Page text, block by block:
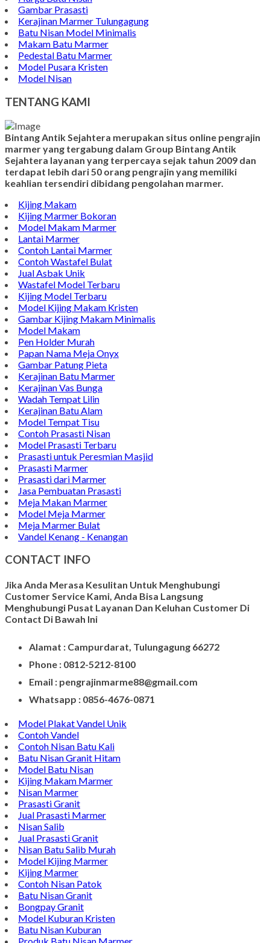
Prasasti Marmer Jumbo
Contoh Nisan Model Muslim
Batu Nisan Minimalis
Kijing Makam Marmer
Contoh Makam Granit
Kijing Islam Marmer
Prasasti Nisan
Makam Marmer
Contoh Prasasti Peresmian
Wastafel Marmer
Makam Kuburan
Harga Batu Nisan
Gambar Prasasti
Kerajinan Marmer Tulungagung
Batu Nisan Model Minimalis
Makam Batu Marmer
Pedestal Batu Marmer
Model Pusara Kristen
Model Nisan
TENTANG KAMI
Bintang Antik Sejahtera merupakan situs online pengrajin
marmer yang tergabung dalam Group Bintang Antik
Sejahtera layanan yang terpercaya sejak tahun 2009 dan
terdapat lebih dari 50 orang pengrajin yang memiliki
keahlian tersendiri dibidang pengolahan marmer.
Kijing Makam
Kijing Marmer Bokoran
Model Makam Marmer
Lantai Marmer
Contoh Lantai Marmer
Contoh Wastafel Bulat
Jual Asbak Unik
Wastafel Model Terbaru
Kijing Model Terbaru
Model Kijing Makam Kristen
Gambar Kijing Makam Minimalis
Model Makam
Pen Holder Murah
Papan Nama Meja Onyx
Gambar Patung Pieta
Kerajinan Batu Marmer
Kerajinan Vas Bunga
Wadah Tempat Lilin
Kerajinan Batu Alam
Model Tempat Tisu
Model Prasasti Terbaru
Prasasti untuk Peresmian Masjid
Prasasti Marmer
Prasasti dari Marmer
Meja Makan Marmer
Meja Marmer Bulat
Vandel Kenang - Kenangan
CONTACT INFO
Jika Anda Merasa Kesulitan Untuk Menghubungi
Customer Service Kami, Anda Bisa Langsung
Menghubungi Pusat Layanan Dan Keluhan Customer Di
Contact Di Bawah Ini
Alamat : Campurdarat, Tulungagung 66272
Phone : 0812-5212-8100
Email : pengrajinmarme88@gmail.com
Whatsapp : 0856-4676-0871
Model Plakat Vandel Unik
Contoh Vandel
Contoh Nisan Batu Kali
Batu Nisan Granit Hitam
Model Batu Nisan
Kijing Makam Marmer
Nisan Marmer